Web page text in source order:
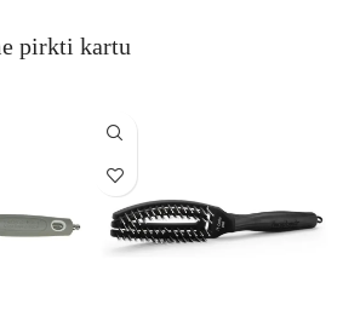
pirkti kartu